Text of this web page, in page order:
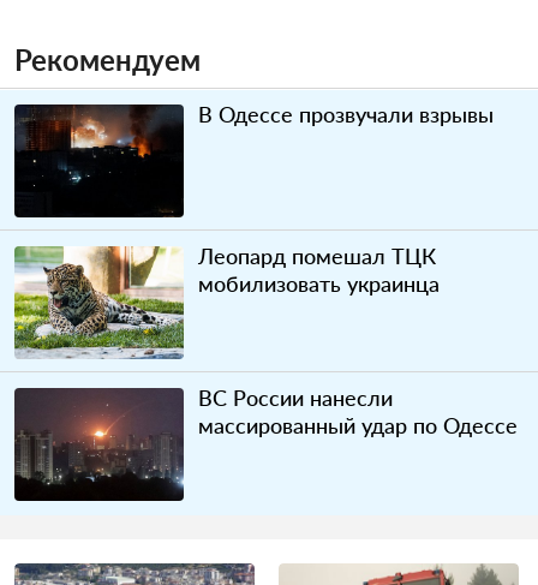
Рекомендуем
В Одессе прозвучали взрывы
Леопард помешал ТЦК
мобилизовать украинца
ВС России нанесли
массированный удар по Одессе